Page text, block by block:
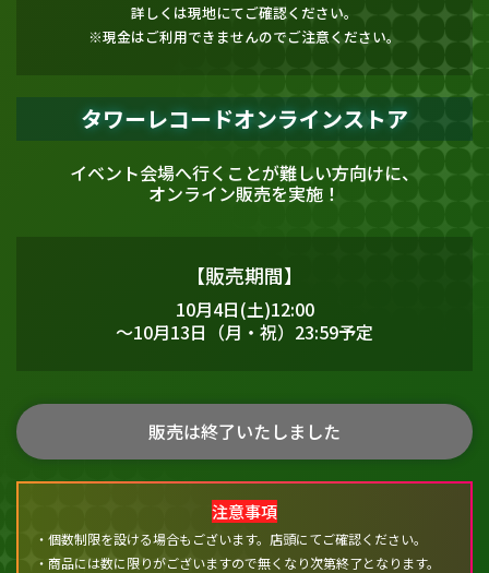
詳しくは現地にてご確認ください。
※現金はご利用できませんのでご注意ください。
タワーレコードオンラインストア
イベント会場へ行くことが難しい方向けに、
オンライン販売を実施！
【販売期間】
10月4日(土)12:00
～10月13日（月・祝）23:59予定
販売は終了いたしました
注意事項
・個数制限を設ける場合もございます。店頭にてご確認ください。
・商品には数に限りがございますので無くなり次第終了となります。